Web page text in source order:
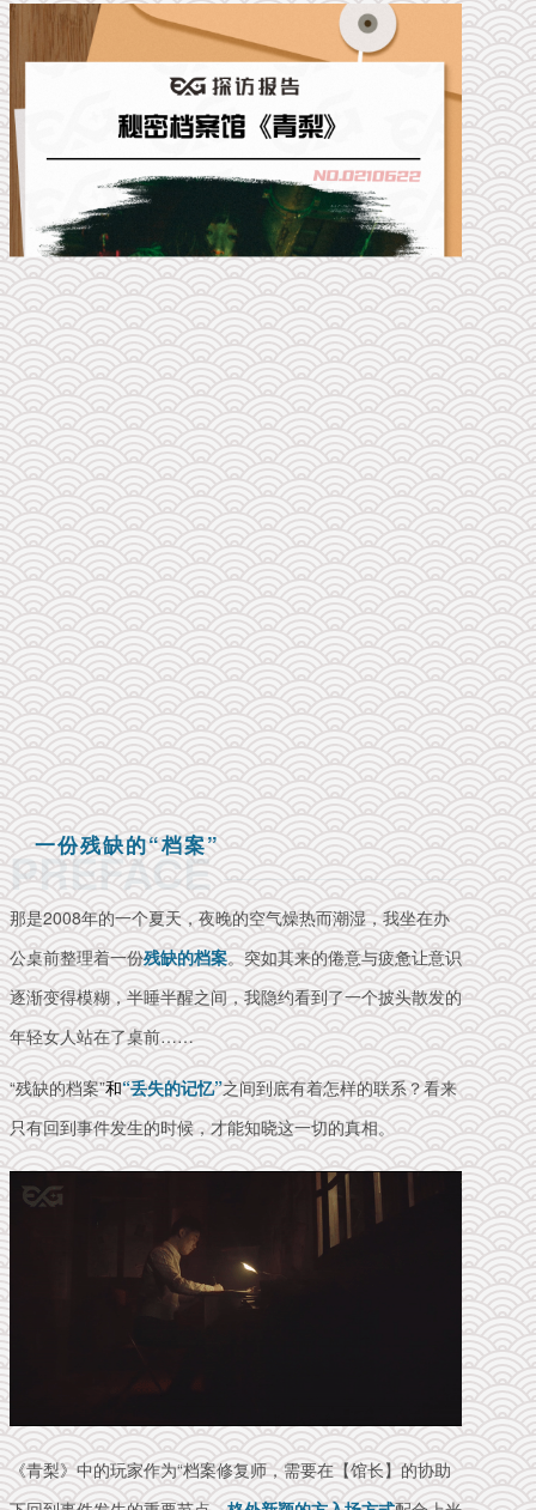
一份残缺的“档案”
PREFACE
那是2008年的一个夏天，夜晚的空气燥热而潮湿，我坐在办
公桌前整理着一份残缺的档案。突如其来的倦意与疲惫让意识
逐渐变得模糊，半睡半醒之间，我隐约看到了一个披头散发的
年轻女人站在了桌前……
“残缺的档案”和“丢失的记忆”之间到底有着怎样的联系？看来
只有回到事件发生的时候，才能知晓这一切的真相。
《青梨》中的玩家作为“档案修复师，需要在【馆长】的协助